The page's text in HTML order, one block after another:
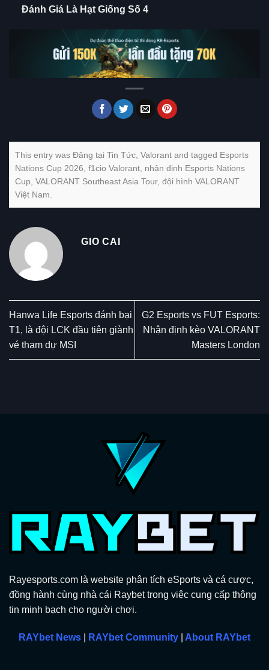
Đánh Giá Là Hạt Giống Số 4
This entry was Đăng tại Tin Tức Valorant and tagged Esports
Nations Cup 2026 f1cio Valorant nhận định Esports Nations
Cup VALORANT Southeast Asia Tour, đội hình VALORANT
Việt Nam
GIO CAI
Hanwa Life Esports đánh bại
T1, là đội LCK đầu tiên giành
vé tham dự MSI
G2 Esports vs FUT Esports:
Nhận định kèo VALORANT
Masters London
Rayesports.com là website phân tích eSports và cá cược,
đồng hành cùng nhà cái Raybet trong việc cung cấp thông
tin minh bạch cho người chơi.
RAYbet News RAYbet Community About RAYbet